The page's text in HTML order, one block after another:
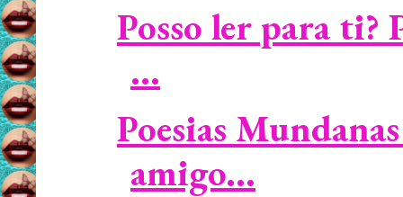
Posso ler para ti?
...
Poesias
amigo...